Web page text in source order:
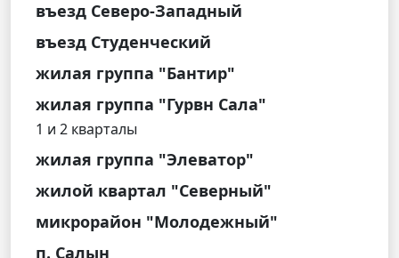
въезд Северо-Западный
въезд Студенческий
жилая группа "Бантир"
жилая группа "Гурвн Сала"
1 и 2 кварталы
жилая группа "Элеватор"
жилой квартал "Северный"
микрорайон "Молодежный"
п. Салын